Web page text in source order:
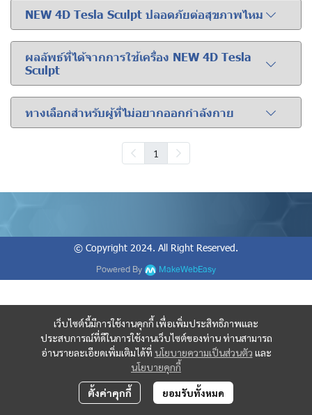
NEW 4D Tesla Sculpt ปลอดภัยต่อสุขภาพไหม
ผลลัพธ์ที่ได้จากการใช้เครื่อง NEW 4D Tesla
Sculpt
ทางเลือกสำหรับผู้ที่ไม่อยากออกกำลังกาย
1
เว็บไซต์นี้มีการใช้งานคุกกี้ เพื่อเพิ่มประสิทธิภาพและ
ประสบการณ์ที่ดีในการใช้งานเว็บไซต์ของท่าน ท่านสามารถ
อ่านรายละเอียดเพิ่มเติมได้ที่ นโยบายความเป็นส่วนตัว และ
นโยบายคุกกี้
ตั้งค่าคุกกี้ ยอมรับทั้งหมด
© Copyright 2024. All Right Reserved.
Powered By MakeWebEasy